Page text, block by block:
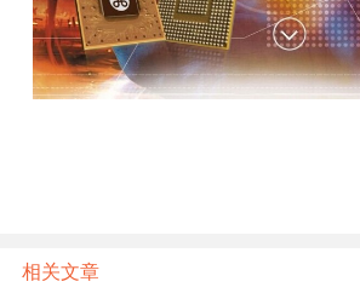
相关文章